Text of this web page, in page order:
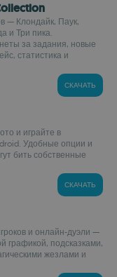
— Клондайк, Паук,
и Три пика.
за задания, новые
статистика и
СКАЧАТЬ
и играйте в
Удобные опции и
бить собственные
СКАЧАТЬ
и онлайн-дуэли —
графикой, подсказками,
жезлами и